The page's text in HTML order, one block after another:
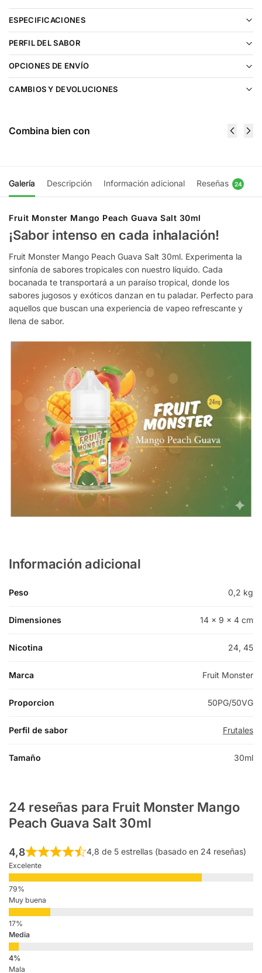
ESPECIFICACIONES
PERFIL DEL SABOR
OPCIONES DE ENVÍO
CAMBIOS Y DEVOLUCIONES
Combina bien con
Galería Descripción Información adicional Reseñas 24
Fruit Monster Mango Peach Guava Salt 30ml
¡Sabor intenso en cada inhalación!
Fruit Monster Mango Peach Guava Salt 30ml. Experimenta la
sinfonía de sabores tropicales con nuestro líquido. Cada
bocanada te transportará a un paraíso tropical, donde los
sabores jugosos y exóticos danzan en tu paladar. Perfecto para
aquellos que buscan una experiencia de vapeo refrescante y
llena de sabor.
Información adicional
Peso 0,2 kg
Dimensiones 14 × 9 × 4 cm
Nicotina 24, 45
Marca Fruit Monster
Proporcion 50PG/50VG
Perfil de sabor Frutales
Tamaño 30ml
24 reseñas para Fruit Monster Mango
Peach Guava Salt 30ml
4,8 4,8 de 5 estrellas (basado en 24 reseñas)
Excelente
Muy buena
Media
Mala